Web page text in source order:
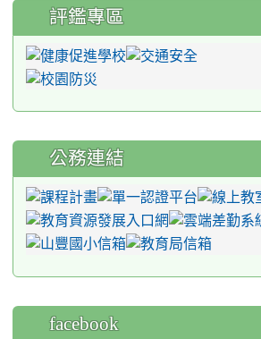
評鑑專區
公務連結
facebook